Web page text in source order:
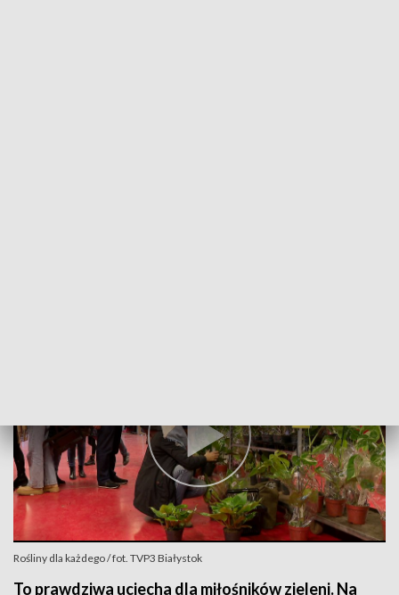
Rośliny dla każdego / fot. TVP3 Białystok
To prawdziwa uciecha dla miłośników zieleni. Na